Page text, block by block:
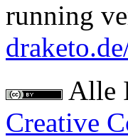
running
Alle
Creative